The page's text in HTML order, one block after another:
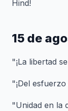
Hind!
15 de
"¡La libertad
"¡Del
"Unidad en la